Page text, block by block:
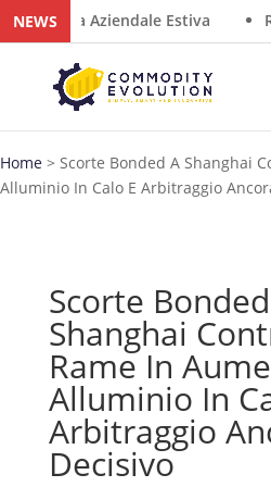
NEWS Aziendale Estiva
Home > Scorte Bonded A Shanghai
Alluminio In Calo E Arbitraggio
Scorte
Shanghai
Rame In
Alluminio In
Arbitraggio
Decisivo